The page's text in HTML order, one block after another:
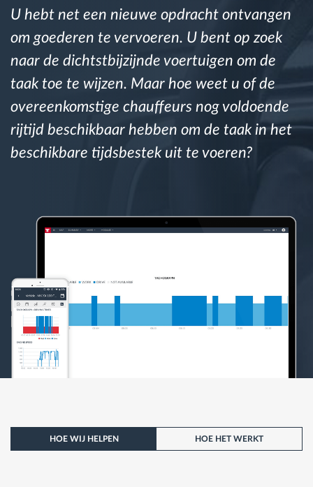
Routeplanning en -monitoring
Automatische bestuurdersidentificatie
Ontdek alle functies
U hebt net een nieuwe opdracht ontvangen
om goederen te vervoeren. U bent op zoek
naar de dichtstbijzijnde voertuigen om de
taak toe te wijzen. Maar hoe weet u of de
overeenkomstige chauffeurs nog voldoende
rijtijd beschikbaar hebben om de taak in het
beschikbare tijdsbestek uit te voeren?
HOE WIJ HELPEN HOE HET WERKT